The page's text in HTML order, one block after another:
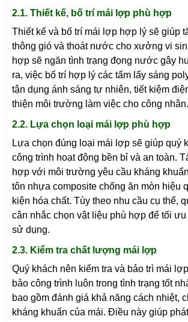
2.1. Thiết kế, bố trí mái lợp phù hợp
Thiết kế và bố trí mái lợp hợp lý sẽ giúp
thông gió và thoát nước cho xưởng vi
hợp sẽ ngăn tình trạng đọng nước gây
ra, việc bố trí hợp lý các tấm lấy sáng
tận dụng ánh sáng tự nhiên, tiết kiệm
thiện môi trường làm việc cho công nhân.
2.2. Lựa chọn loại mái lợp phù hợp
Lựa chọn đúng loại mái lợp sẽ giúp quý
công trình hoạt động bền bỉ và an toàn.
hợp với môi trường yêu cầu kháng
tôn nhựa composite chống ăn mòn hiệu
kiện hóa chất. Tùy theo nhu cầu cụ thể,
cân nhắc chọn vật liệu phù hợp để tối
sử dụng.
2.3. Kiểm tra chất lượng mái lợp
Quý khách nên kiểm tra và bảo trì mái
bảo công trình luôn trong tình trạng tốt
bao gồm đánh giá khả năng cách nhiệt,
kháng khuẩn của mái. Điều này giúp